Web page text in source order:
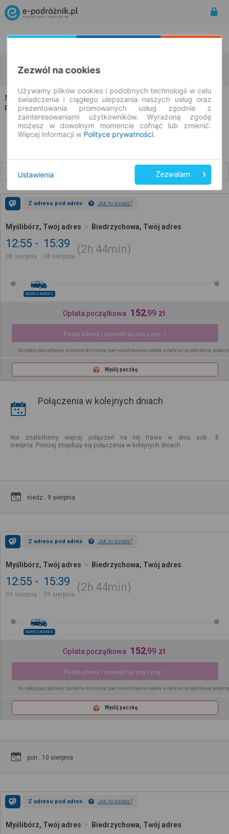
08.08.2026 | -- : --
Myślibórz → Biedrzychowa
Rozkład jazdy i bilety
Z adresu pod adres Jak to działa?
Myślibórz, Twój adres Biedrzychowa, Twój adres
12:55
08 sierpnia
15:39
08 sierpnia
2h 44min
ADRES-ADRES
Opłata początkowa 152,99 zł
Podaj adresy i sprawdź łączną cenę
Do opłaty początkowej zostanie doliczona spersonalizowana opłata ustalana na podstawie
Wyślij paczkę
Połączenia w kolejnych dniach
Nie znaleźliśmy więcej połączeń na tej trasie w dniu sob.. 8
sierpnia. Poniżej znajdują się połączenia w kolejnych dniach
niedz.. 9 sierpnia
Z adresu pod adres Jak to działa?
Myślibórz, Twój adres Biedrzychowa, Twój adres
12:55
09 sierpnia
15:39
09 sierpnia
2h 44min
ADRES-ADRES
Opłata początkowa 152,99 zł
Podaj adresy i sprawdź łączną cenę
Do opłaty początkowej zostanie doliczona spersonalizowana opłata ustalana na podstawie
Wyślij paczkę
pon.. 10 sierpnia
Z adresu pod adres Jak to działa?
Myślibórz, Twój adres Biedrzychowa, Twój adres
Zezwól na cookies
Używamy plików cookies i podobnych technologii w celu
świadczenia i ciągłego ulepszania naszych usług oraz
prezentowania promowanych usług zgodnie z
zainteresowaniami użytkowników. Wyrażoną zgodę
możesz w dowolnym momencie cofnąć lub zmienić.
Więcej informacji w Polityce prywatności.
Ustawienia Zezwalam